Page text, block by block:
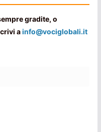
gradite, o
ainfo@vociglobali.it